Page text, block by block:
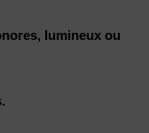
lumineux ou